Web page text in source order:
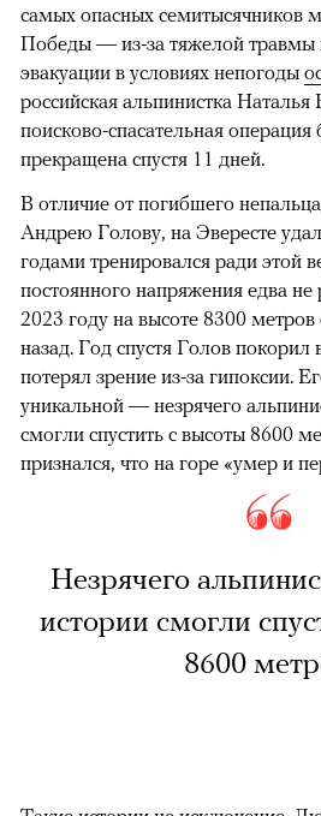
самых опасных семитысячников
Победы — из-за тяжелой травмы
эвакуации в условиях непогоды
российская альпинистка
поисково-спасательная
прекращена спустя 11 дней.
В отличие от погибшего
Андрею Голову, на Эвересте
годами тренировался ради этой
постоянного напряжения едва
2023 году на высоте 8300 метров
назад. Год спустя Голов покорил
потерял зрение из-за гипоксии.
уникальной — незрячего
смогли спустить с высоты 8600
признался, что на горе «умер и
Незрячего
истории смогли
8600